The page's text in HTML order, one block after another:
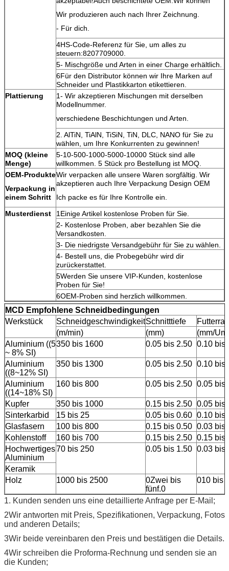
Wir produzieren auch nach Ihrer Zeichnung.
- Für dich.
4HS-Code-Referenz für Sie, um alles zu
steuern:8207709000.
5- Mischgröße und Arten in einer Charge erhältlich.
6Für den Distributor können wir Ihre Marken auf
Schneider und Plastikkarton etikettieren.
Plattierung
1- Wir akzeptieren Mischungen mit derselben
Modellnummer.
verschiedene Beschichtungen und Arten.
2. AlTiN, TiAlN, TiSiN, TiN, DLC, NANO für Sie zu
wählen, um Ihre Konkurrenten zu gewinnen!
MOQ (kleine
Menge)
5-10-500-1000-5000-10000 Stück sind alle
willkommen. 5 Stück pro Bestellung ist MOQ.
OEM-Produkte
Verpackung in
einem Schritt
Wir verpacken alle unsere Waren sorgfältig. Wir
akzeptieren auch Ihre Verpackung Design OEM
Ich packe es für Ihre Kontrolle ein.
Musterdienst
1Einige Artikel kostenlose Proben für Sie.
2- Kostenlose Proben, aber bezahlen Sie die
Versandkosten.
3- Die niedrigste Versandgebühr für Sie zu wählen.
4- Bestell uns, die Probegebühr wird dir
zurückerstattet.
5Werden Sie unsere VIP-Kunden, kostenlose
Proben für Sie!
6OEM-Proben sind herzlich willkommen.
MCD Empfohlene Schneidbedingungen
Werkstück
SchneidgeschwindigkeitSchnitttiefe
(m/min)
(mm)
(mm/
Aluminium ((5
~ 8% SI)
350 bis 1600 0.05 bis 2.50 0.10 bis
Aluminium
((8~12% SI)
350 bis 1300 0.05 bis 2.50 0.10 bis
Aluminium
((14~18% SI)
160 bis 800 0.05 bis 2.50 0.05 bis
Kupfer 350 bis 1000 0.15 bis 2.50 0.05 bis
Sinterkarbid
15 bis 25 0.05 bis 0.60 0.10 bis
Glasfasern
100 bis 800 0.15 bis 0.50 0.03 bis
Kohlenstoff
160 bis 700 0.15 bis 2.50 0.15 bis
Hochwertiges
Aluminium
70 bis 250 0.05 bis 1.50 0.03 bis
Keramik
Holz
1000 bis 2500
0Zwei bis
fünf.0
010 bis
1. Kunden senden uns eine detaillierte Anfrage per E-Mail;
2Wir antworten mit Preis, Spezifikationen, Verpackung, Fotos
und anderen Details;
3Wir beide vereinbaren den Preis und bestätigen die Details.
4Wir schreiben die Proforma-Rechnung und senden sie an
die Kunden;